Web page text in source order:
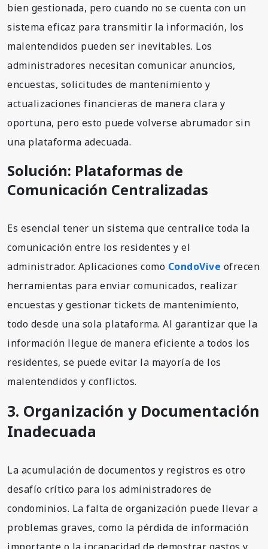
bien gestionada, pero cuando no se cuenta con un
sistema eficaz para transmitir la información, los
malentendidos pueden ser inevitables. Los
administradores necesitan comunicar anuncios,
encuestas, solicitudes de mantenimiento y
actualizaciones financieras de manera clara y
oportuna, pero esto puede volverse abrumador sin
una plataforma adecuada.
Solución: Plataformas de
Comunicación Centralizadas
Es esencial tener un sistema que centralice toda la
comunicación entre los residentes y el
administrador. Aplicaciones como CondoVive ofrecen
herramientas para enviar comunicados, realizar
encuestas y gestionar tickets de mantenimiento,
todo desde una sola plataforma. Al garantizar que la
información llegue de manera eficiente a todos los
residentes, se puede evitar la mayoría de los
malentendidos y conflictos.
3. Organización y Documentación
Inadecuada
La acumulación de documentos y registros es otro
desafío crítico para los administradores de
condominios. La falta de organización puede llevar a
problemas graves, como la pérdida de información
importante o la incapacidad de demostrar gastos y